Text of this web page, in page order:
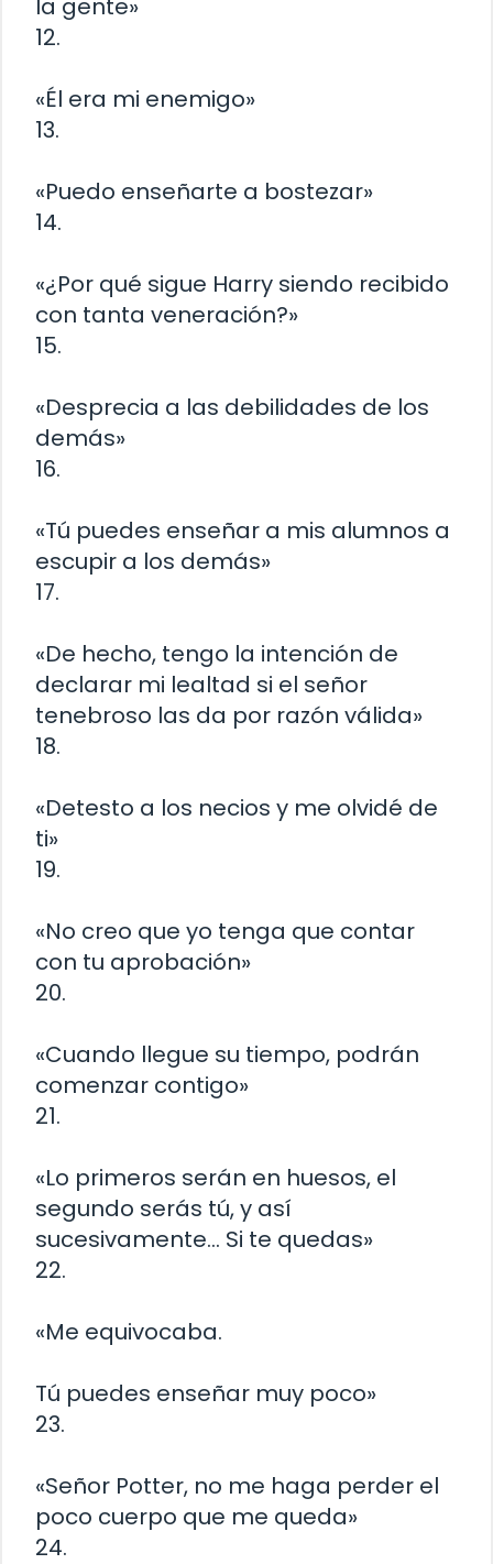
la gente»
12.
«Él era mi enemigo»
13.
«Puedo enseñarte a bostezar»
14.
«¿Por qué sigue Harry siendo recibido
con tanta veneración?»
15.
«Desprecia a las debilidades de los
demás»
16.
«Tú puedes enseñar a mis alumnos a
escupir a los demás»
17.
«De hecho, tengo la intención de
declarar mi lealtad si el señor
tenebroso las da por razón válida»
18.
«Detesto a los necios y me olvidé de
ti»
19.
«No creo que yo tenga que contar
con tu aprobación»
20.
«Cuando llegue su tiempo, podrán
comenzar contigo»
21.
«Lo primeros serán en huesos, el
segundo serás tú, y así
sucesivamente… Si te quedas»
22.
«Me equivocaba.
Tú puedes enseñar muy poco»
23.
«Señor Potter, no me haga perder el
poco cuerpo que me queda»
24.